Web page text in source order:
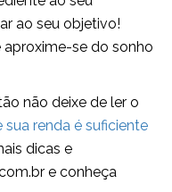
ao seu objetivo!
aproxime-se do sonho
não deixe de ler o
sua renda é suficiente
dicas e
e conheça